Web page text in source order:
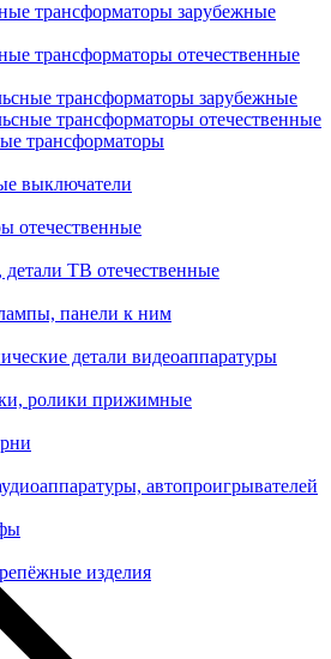
трансформаторы зарубежные
трансформаторы отечественные
трансформаторы зарубежные
трансформаторы отечественные
трансформаторы
выключатели
отечественные
детали ТВ отечественные
панели к ним
детали видеоаппаратуры
ролики прижимные
автопроигрывателей
изделия